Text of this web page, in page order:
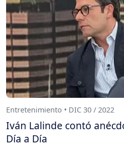
Entretenimiento • DIC 30 / 2022
Iván Lalinde contó
Día a Día